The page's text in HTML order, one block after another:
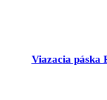
Viazacia páska